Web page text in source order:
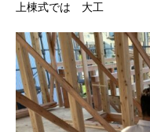
上棟式では 大工